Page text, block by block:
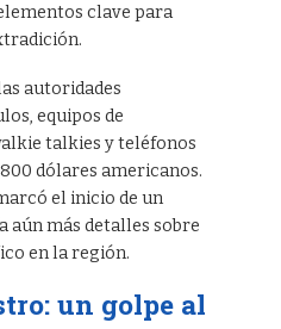
clave para
autoridades
equipos de
talkies y teléfonos
dólares americanos.
el inicio de un
aún más detalles sobre
en la región.
un golpe al